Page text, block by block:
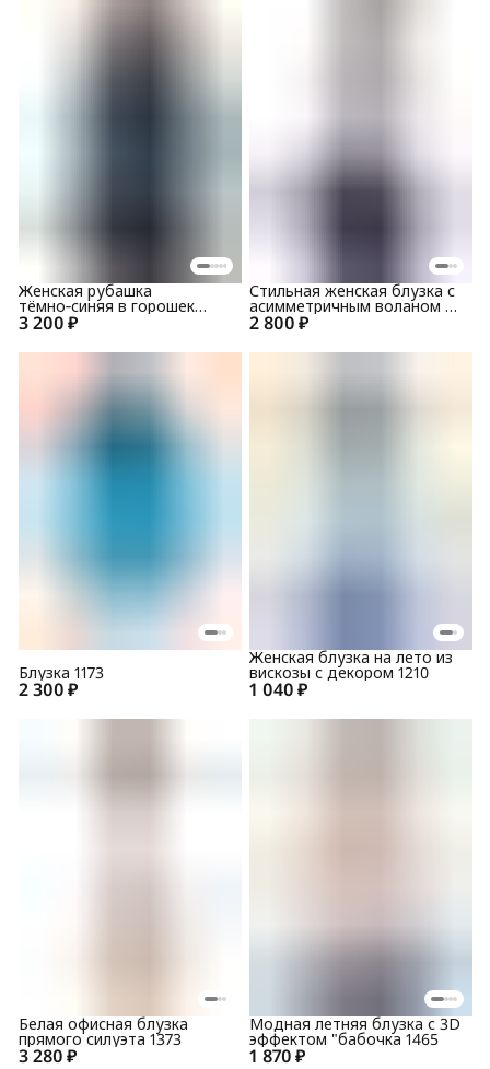
3 200 ₽
Женская рубашка
тёмно‑синяя в горошек
16118 2 800 ₽
Стильная женская блузка с
асимметричным воланом из
креп-шифона 1311-243
2 300 ₽
Блузка 1173
1 040 ₽
Женская блузка на лето из
вискозы с декором 1210
3 280 ₽
Белая офисная блузка
прямого силуэта 1373
1 870 ₽
Модная летняя блузка с 3D
эффектом "бабочка 1465